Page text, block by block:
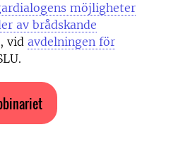
möjligheter
av brådskande
, vid avdelningen för